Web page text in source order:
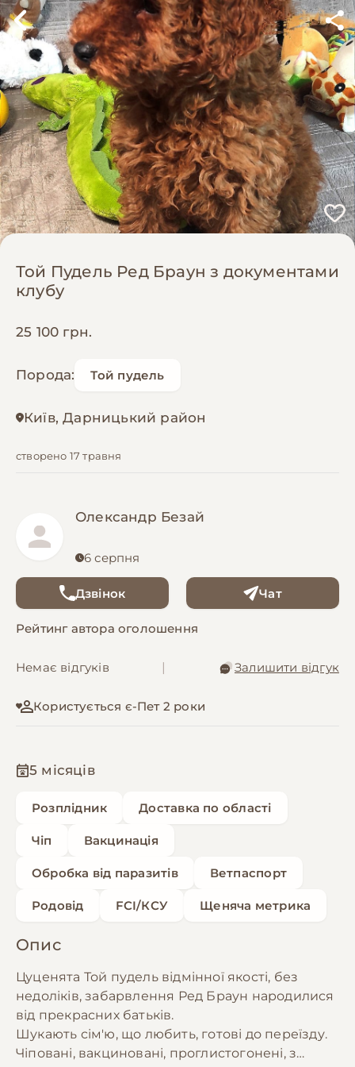
Той Пудель Ред Браун з документами
клубу
25 100 грн.
Порода: Той пудель
Київ, Дарницький район
створено 17 травня
Олександр Безай
6 серпня
Дзвінок Чат
Рейтинг автора оголошення
Немає відгуків Залишити відгук
Користується є-Пет 2 роки
5 місяців
Розплідник Доставка по області
Чіп Вакцинація
Обробка від паразитів Ветпаспорт
Родовід FCI/КСУ Щеняча метрика
Опис
Цуценята Той пудель відмінної якості, без
недоліків, забарвлення Ред Браун народилися
від прекрасних батьків.
Шукають сім'ю, що любить, готові до переїзду.
Чіповані, вакциновані, проглистогонені, з